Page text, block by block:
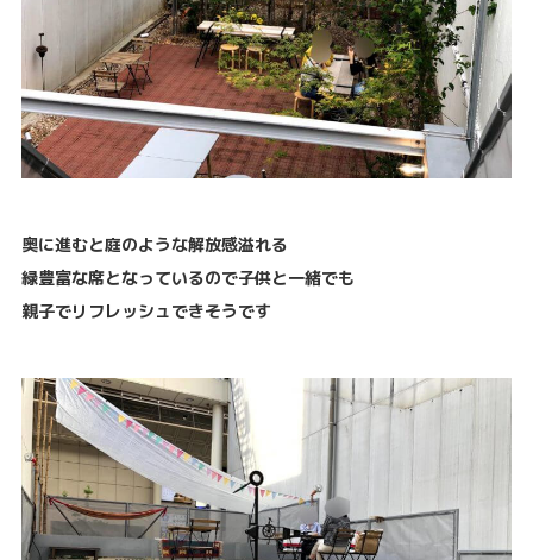
奥に進むと庭のような解放感溢れる
緑豊富な席となっているので子供と一緒でも
親子でリフレッシュできそうです